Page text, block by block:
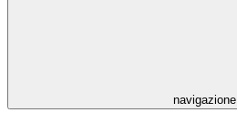
navigazione